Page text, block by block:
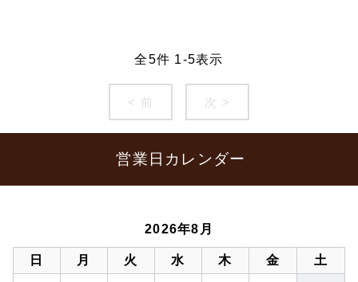
全5件 1-5表示
< 前 次 >
営業日カレンダー
2026年8月
日 月 火 水 木 金 土